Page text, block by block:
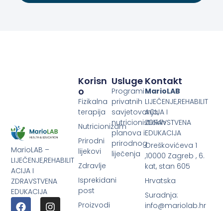
MarioLAB –
LIJEČENJE,REHABILIT
ACIJA I
ZDRAVSTVENA
EDUKACIJA
Usluge
Programi
privatnih
savjetovanja,
nutricionističkih
planova i
prirodnog
liječenja
Korisn
O
Fizikalna
terapija
Nutricionizam
Prirodni
lijekovi
Zdravlje
Isprekidani
post
Proizvodi
Kontakt
MarioLAB
LIJEČENJE,REHABILIT
ACIJA I
ZDRAVSTVENA
EDUKACIJA
Oreškovićeva 1
,10000 Zagreb , 6.
kat, stan 605
Hrvatska
Suradnja:
info@mariolab.hr